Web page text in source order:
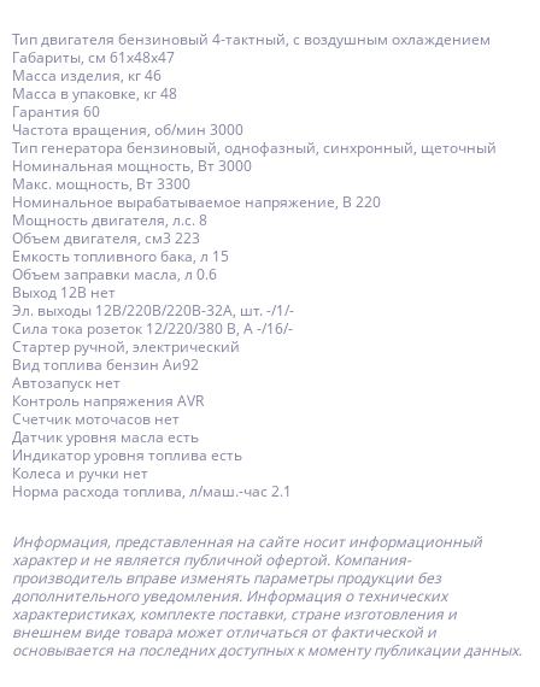
Тип двигателя бензиновый 4-тактный, с воздушным охлаждением
Габариты, см 61x48x47
Масса изделия, кг 46
Масса в упаковке, кг 48
Гарантия 60
Частота вращения, об/мин 3000
Тип генератора бензиновый, однофазный, синхронный, щеточный
Номинальная мощность, Вт 3000
Макс. мощность, Вт 3300
Номинальное вырабатываемое напряжение, В 220
Мощность двигателя, л.с. 8
Объем двигателя, см3 223
Емкость топливного бака, л 15
Объем заправки масла, л 0.6
Выход 12В нет
Эл. выходы 12В/220В/220В-32А, шт. -/1/-
Сила тока розеток 12/220/380 В, А -/16/-
Стартер ручной, электрический
Вид топлива бензин Аи92
Автозапуск нет
Контроль напряжения AVR
Счетчик моточасов нет
Датчик уровня масла есть
Индикатор уровня топлива есть
Колеса и ручки нет
Норма расхода топлива, л/маш.-час 2.1
Информация, представленная на сайте носит информационный
характер и не является публичной офертой. Компания-
производитель вправе изменять параметры продукции без
дополнительного уведомления. Информация о технических
характеристиках, комплекте поставки, стране изготовления и
внешнем виде товара может отличаться от фактической и
основывается на последних доступных к моменту публикации данных.